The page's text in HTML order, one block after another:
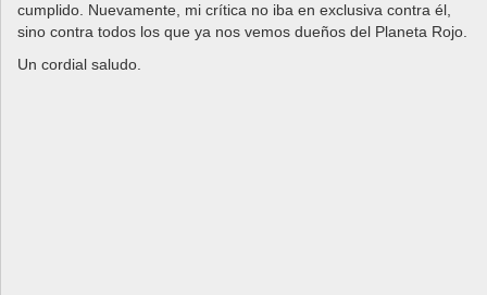
cumplido. Nuevamente, mi crítica no iba en exclusiva contra él,
sino contra todos los que ya nos vemos dueños del Planeta Rojo.
Un cordial saludo.